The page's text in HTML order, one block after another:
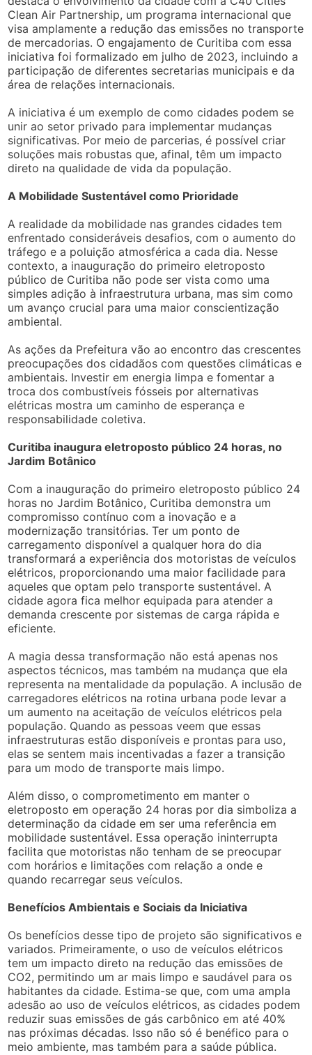
Clean Air Partnership, um programa internacional que
visa amplamente a redução das emissões no transporte
de mercadorias. O engajamento de Curitiba com essa
iniciativa foi formalizado em julho de 2023, incluindo a
participação de diferentes secretarias municipais e da
área de relações internacionais.
A iniciativa é um exemplo de como cidades podem se
unir ao setor privado para implementar mudanças
significativas. Por meio de parcerias, é possível criar
soluções mais robustas que, afinal, têm um impacto
direto na qualidade de vida da população.
A Mobilidade Sustentável como Prioridade
A realidade da mobilidade nas grandes cidades tem
enfrentado consideráveis desafios, com o aumento do
tráfego e a poluição atmosférica a cada dia. Nesse
contexto, a inauguração do primeiro eletroposto
público de Curitiba não pode ser vista como uma
simples adição à infraestrutura urbana, mas sim como
um avanço crucial para uma maior conscientização
ambiental.
As ações da Prefeitura vão ao encontro das crescentes
preocupações dos cidadãos com questões climáticas e
ambientais. Investir em energia limpa e fomentar a
troca dos combustíveis fósseis por alternativas
elétricas mostra um caminho de esperança e
responsabilidade coletiva.
Curitiba inaugura eletroposto público 24 horas, no
Jardim Botânico
Com a inauguração do primeiro eletroposto público 24
horas no Jardim Botânico, Curitiba demonstra um
compromisso contínuo com a inovação e a
modernização transitórias. Ter um ponto de
carregamento disponível a qualquer hora do dia
transformará a experiência dos motoristas de veículos
elétricos, proporcionando uma maior facilidade para
aqueles que optam pelo transporte sustentável. A
cidade agora fica melhor equipada para atender a
demanda crescente por sistemas de carga rápida e
eficiente.
A magia dessa transformação não está apenas nos
aspectos técnicos, mas também na mudança que ela
representa na mentalidade da população. A inclusão de
carregadores elétricos na rotina urbana pode levar a
um aumento na aceitação de veículos elétricos pela
população. Quando as pessoas veem que essas
infraestruturas estão disponíveis e prontas para uso,
elas se sentem mais incentivadas a fazer a transição
para um modo de transporte mais limpo.
Além disso, o comprometimento em manter o
eletroposto em operação 24 horas por dia simboliza a
determinação da cidade em ser uma referência em
mobilidade sustentável. Essa operação ininterrupta
facilita que motoristas não tenham de se preocupar
com horários e limitações com relação a onde e
quando recarregar seus veículos.
Benefícios Ambientais e Sociais da Iniciativa
Os benefícios desse tipo de projeto são significativos e
variados. Primeiramente, o uso de veículos elétricos
tem um impacto direto na redução das emissões de
CO2, permitindo um ar mais limpo e saudável para os
habitantes da cidade. Estima-se que, com uma ampla
adesão ao uso de veículos elétricos, as cidades podem
reduzir suas emissões de gás carbônico em até 40%
nas próximas décadas. Isso não só é benéfico para o
meio ambiente, mas também para a saúde pública.